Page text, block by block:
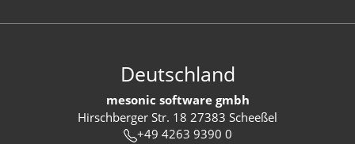
Deutschland
mesonic software gmbh
Hirschberger Str. 18 27383 Scheeßel
+49 4263 9390 0